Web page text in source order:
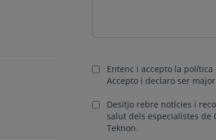
Entenc i accepto la política
Accepto i declaro ser
Desitjo rebre notícies i
salut dels especialistes de
Teknon.